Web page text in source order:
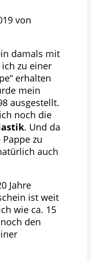
von
damals mit
ich zu einer
erhalten
mein
ausgestellt.
noch die
. Und da
zu
auch
Jahre
ist weit
wie ca. 15
den